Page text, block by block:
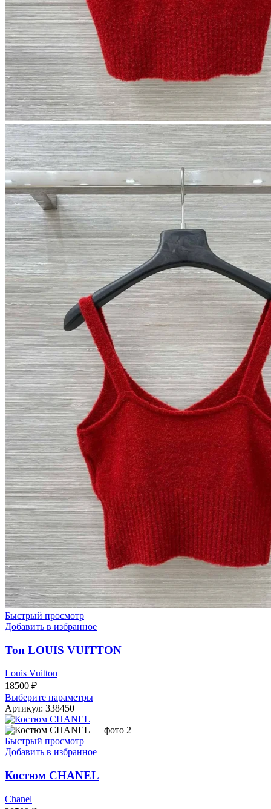
Быстрый просмотр
Добавить в избранное
Топ LOUIS VUITTON
Louis Vuitton
18500 ₽
Выберите параметры
Артикул: 338450
Быстрый просмотр
Добавить в избранное
Костюм CHANEL
Chanel